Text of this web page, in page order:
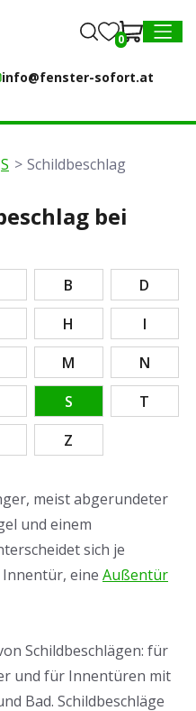
MENU
info@fenster-sofort.at
0
S Schildbeschlag
bei
B
D
H
I
M
N
S
T
Z
meist abgerundeter
und einem
sich je
Innentür, eine Außentür
Schildbeschlägen: für
und für Innentüren mit
Bad. Schildbeschläge